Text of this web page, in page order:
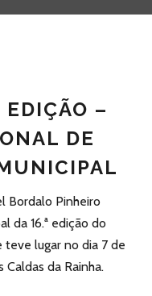
–
DE
Bordalo Pinheiro
da 16.ª edição do
teve lugar no dia 7 de
da Rainha.